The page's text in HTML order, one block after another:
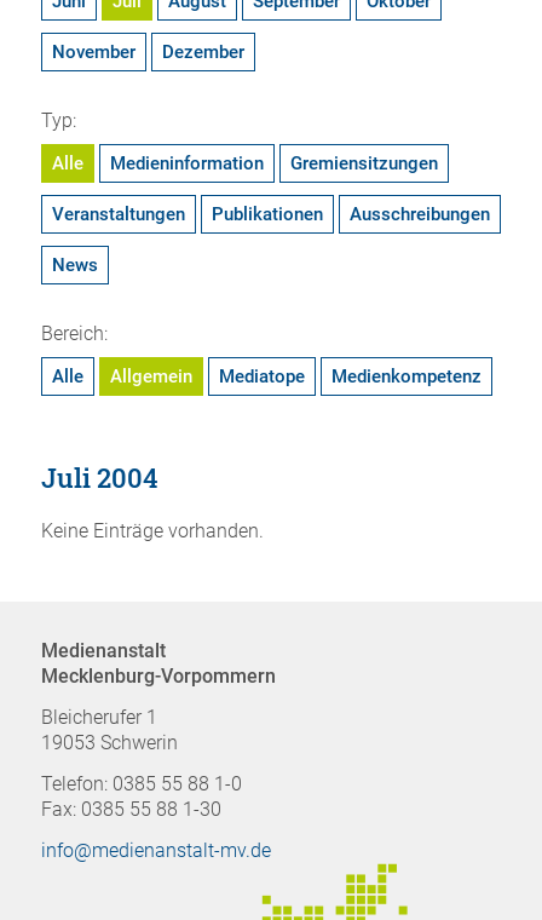
November Dezember
Typ:
Alle Medieninformation Gremiensitzungen
Veranstaltungen Publikationen Ausschreibungen
News
Bereich:
Alle Allgemein Mediatope Medienkompetenz
Juli 2004
Keine Einträge vorhanden.
Medienanstalt
Mecklenburg-Vorpommern
Bleicherufer 1
19053 Schwerin
Telefon: 0385 55 88 1-0
Fax: 0385 55 88 1-30
info@medienanstalt-mv.de